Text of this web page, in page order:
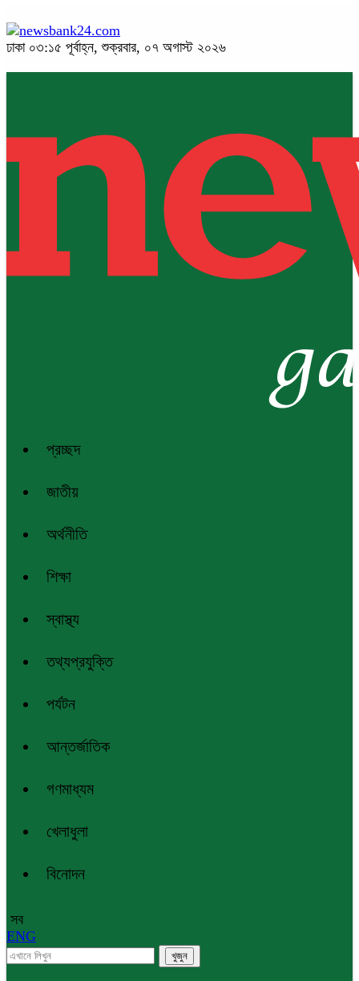
ঢাকা ০৩:১৫ পূর্বাহ্ন, শুক্রবার, ০৭ অগাস্ট ২০২৬
প্রচ্ছদ
জাতীয়
অর্থনীতি
শিক্ষা
স্বাস্থ্য
তথ্যপ্রযুক্তি
পর্যটন
আন্তর্জাতিক
গণমাধ্যম
খেলাধুলা
বিনোদন
সব
ENG